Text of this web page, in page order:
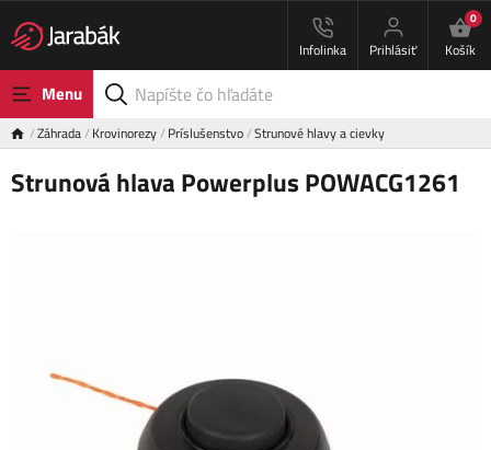
Infolinka Prihlásiť
0
Košík
Menu
Záhrada Krovinorezy Príslušenstvo Strunové hlavy a cievky
Strunová hlava Powerplus POWACG1261